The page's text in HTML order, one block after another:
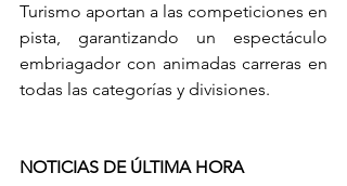
Turismo aportan a las competiciones en
pista, garantizando un espectáculo
embriagador con animadas carreras en
todas las categorías y divisiones.
NOTICIAS DE ÚLTIMA HORA